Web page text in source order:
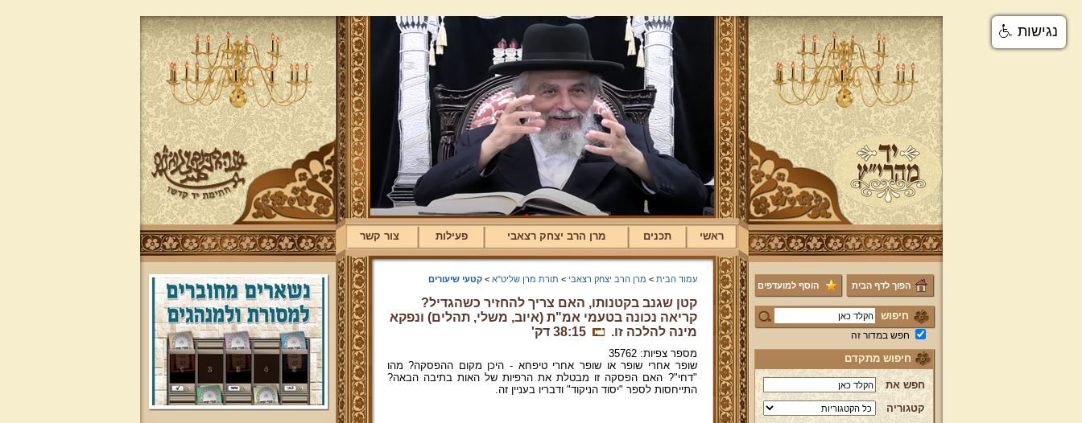
ראשי תכנים מרן הרב יצחק רצאבי פעילות צור קשר
הפוך לדף הבית הוסף למועדפים
חיפוש
חפש במדור זה
חיפוש מתקדם
חפש את
קטגוריה
עמוד הבית > מרן הרב יצחק רצאבי > תורת מרן שליט"א >קטעי שיעורים
קטן שגנב בקטנותו, האם צריך להחזיר כשהגדיל?
קריאה נכונה בטעמי אמ"ת (איוב, משלי, תהלים) ונפקא
מינה להלכה זו.
38:15 דק'
מספר צפיות: 35762
שופר אחרי שופר או שופר אחרי טיפחא - היכן מקום ההפסקה? מהו
"דחי"? האם הפסקה זו מבטלת את הרפיות של האות בתיבה הבאה?
התייחסות לספר "יסוד הניקוד" ודבריו בעניין זה.
נגישות